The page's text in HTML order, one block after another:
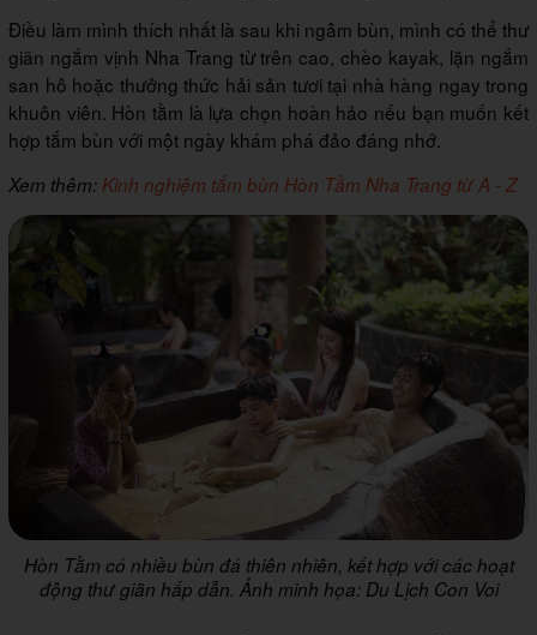
Điều làm mình thích nhất là sau khi ngâm bùn, mình có thể thư
giãn ngắm vịnh Nha Trang từ trên cao, chèo kayak, lặn ngắm
san hô hoặc thưởng thức hải sản tươi tại nhà hàng ngay trong
khuôn viên. Hòn tằm là lựa chọn hoàn hảo nếu bạn muốn kết
hợp tắm bùn với một ngày khám phá đảo đáng nhớ.
Xem thêm: Kinh nghiệm tắm bùn Hòn Tằm Nha Trang từ A - Z
Hòn Tằm có nhiều bùn đá thiên nhiên, kết hợp với các hoạt
động thư giãn hấp dẫn. Ảnh minh họa: Du Lịch Con Voi